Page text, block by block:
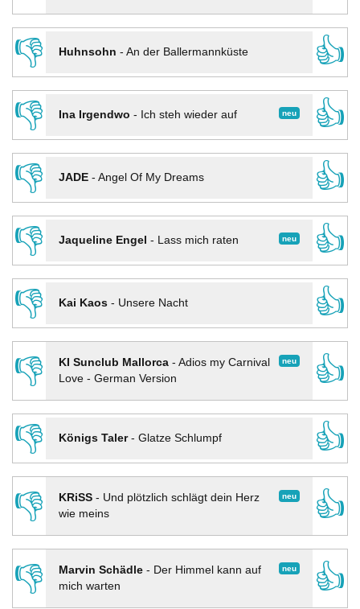
👎
Huhnsohn - An der Ballermannküste
👍
👎
neu
Ina Irgendwo - Ich steh wieder auf
👍
👎
JADE- Angel Of My Dreams
👍
👎
neu
Jaqueline Engel - Lass mich raten
👍
👎
Kai Kaos- Unsere Nacht
👍
👎
neu
KI Sunclub Mallorca- Adios my Carnival
Love - German Version
👍
👎
Königs Taler- Glatze Schlumpf
👍
👎
neu
KRiSS- Und plötzlich schlägt dein Herz
wie meins
👍
👎 neu
Marvin Schädle- Der Himmel kann auf
mich warten
👍